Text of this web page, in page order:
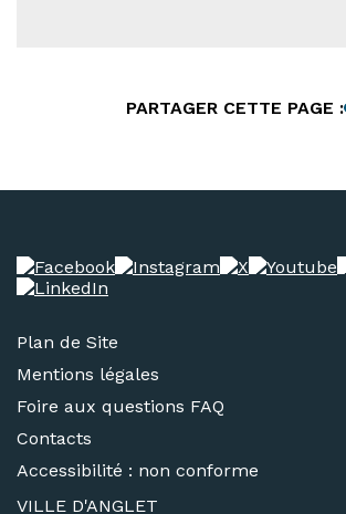
PARTAGER CETTE PAGE :
Plan de Site
Mentions légales
Foire aux questions FAQ
Contacts
Accessibilité : non conforme
VILLE D'ANGLET